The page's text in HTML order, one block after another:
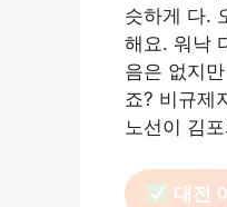
슷하게 다.
해요. 워낙
음은 없지
죠? 비규제
노선이 김
대전